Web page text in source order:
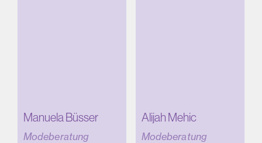
Manuela Büsser
Modeberatung
Alijah Mehic
Modeberatung